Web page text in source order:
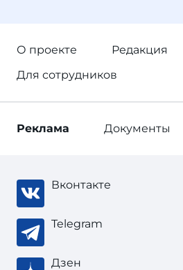
О проекте
Редакция
Для сотрудников
Реклама Документы
Вконтакте
Telegram
Дзен